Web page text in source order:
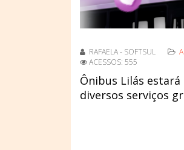
RAFAELA - SOFTSUL
ACESSOS: 555
Ônibus Lilás
diversos serviços